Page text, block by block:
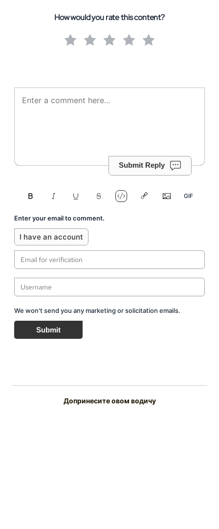
How would you rate this content?
Submit Reply
Enter your email to comment.
I have an account
We won't send you any marketing or solicitation emails.
Submit
Допринесите овом водичу